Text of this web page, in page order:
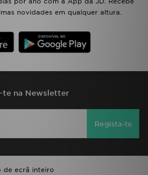
novidades em qualquer altura.
te na Newsletter
Regista-te
de ecrã inteiro